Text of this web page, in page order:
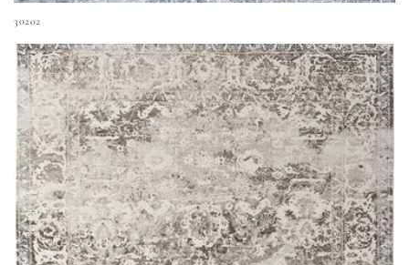
30202